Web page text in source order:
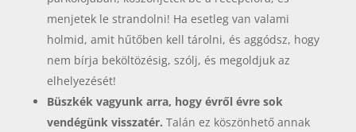
menjetek le strandolni! Ha esetleg van valami
holmid, amit hűtőben kell tárolni, és aggódsz, hogy
nem bírja beköltözésig, szólj, és megoldjuk az
elhelyezését!
Büszkék vagyunk arra, hogy évről évre sok
vendégünk visszatér. Talán ez köszönhető annak